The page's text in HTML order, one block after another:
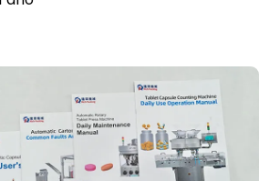
en 3 años y repuestos